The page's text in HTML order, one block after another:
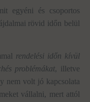
egyéni és csoportos
rövid időn belül
rendelési időn kívül
problémákat, illetve
nem volt jó kapcsolata
vállalni, mert attól